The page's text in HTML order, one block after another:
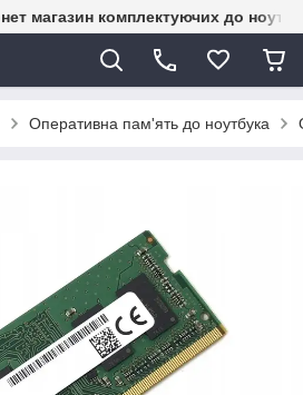
магазин комплектуючих до
Оперативна пам'ять до ноутбука